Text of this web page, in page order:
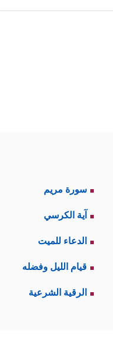
سورة مريم
آية الكرسي
الدعاء للميت
قيام الليل وفضله
الرقية الشرعية